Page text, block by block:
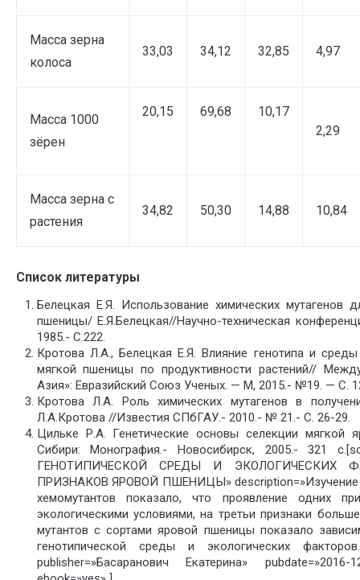
Масса зерна
колоса
33,03 34,12 32,85 4,97
Масса 1000
зёрен
20,15 69,68
10,17
2,29
Масса зерна с
растения
34,82 50,30 14,88 10,84
Список литературы
Белецкая Е.Я. Использование химических мутагенов
пшеницы/ Е.Я.Белецкая//Научно-техническая
1985.- С.222.
Кротова Л.А., Белецкая Е.Я. Влияние генотипа и
мягкой пшеницы по продуктивности растений//
Азия»: Евразийский Союз Ученых. — М, 2015.- №19. — С.
Кротова Л.А. Роль химических мутагенов в
Л.А.Кротова //Известия СПбГАУ.- 2010.- № 21.- С. 26-29.
Цильке Р.А. Генетические основы селекции мягкой
Сибири: Монография.- Новосибирск, 2005.- 321
ГЕНОТИПИЧЕСКОЙ СРЕДЫ И ЭКОЛОГИЧЕСКИХ
ПРИЗНАКОВ ЯРОВОЙ ПШЕНИЦЫ» description=»Изучение
хемомутантов показало, что проявление одних
экологическими условиями, на третьи признаки
мутантов с сортами яровой пшеницы показало
генотипической среды и экологических
publisher=»Басаранович Екатерина» pubdate=»2016-